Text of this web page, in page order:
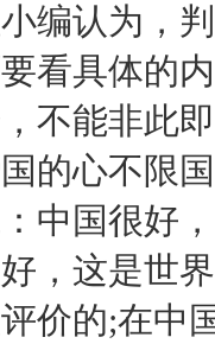
编认为，
看具体的
不能非此
的心不限
国很好，
这是世界
价的;在中